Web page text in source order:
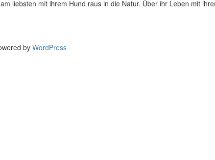
liebsten mit ihrem Hund raus in die Natur. Über ihr Leben mit
by WordPress